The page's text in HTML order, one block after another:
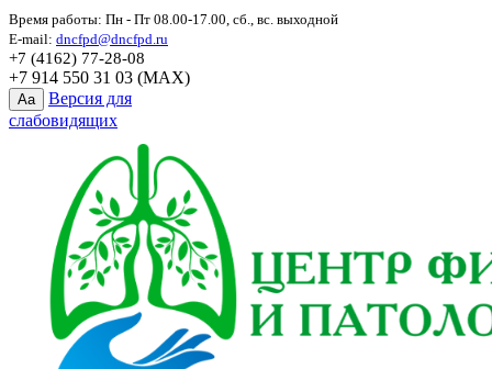
Время работы: Пн - Пт 08.00-17.00, сб., вс. выходной
E-mail: dncfpd@dncfpd.ru
+7 (4162) 77-28-08
+7 914 550 31 03 (MAX)
Aa
Версия для
слабовидящих